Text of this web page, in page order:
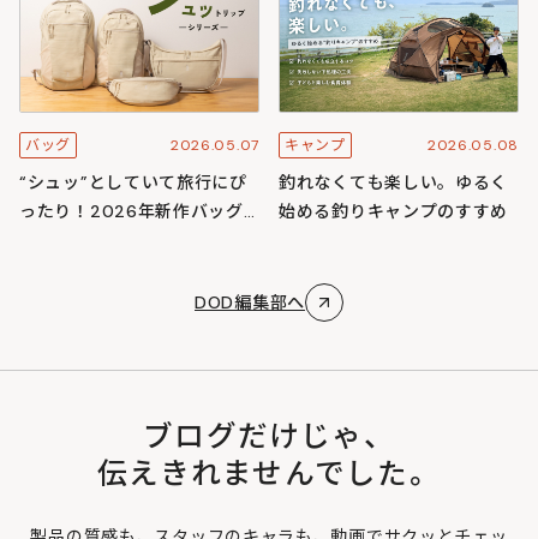
バッグ 2026.05.07
“シュッ”としていて旅行にぴ
ったり！2026年新作バッグ
キャンプ 2026.05.08
釣れなくても楽しい。ゆるく
始める釣りキャンプのすすめ
DOD編集部へ
ブログだけじゃ、
伝えきれませんでした。